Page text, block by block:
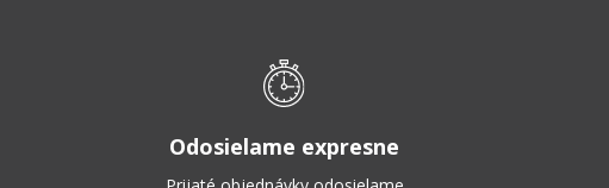
Odosielame expresne